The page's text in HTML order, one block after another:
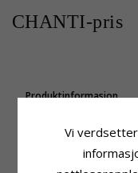
CHANTI-pris
Produktinformasjon
Øredobber: Creol
Blank
Vi